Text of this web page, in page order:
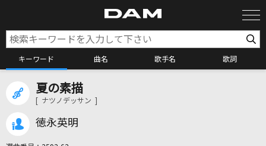
キーワード 曲名 歌手名 歌詞
夏の素描
[ ナツノデッサン ]
徳永英明